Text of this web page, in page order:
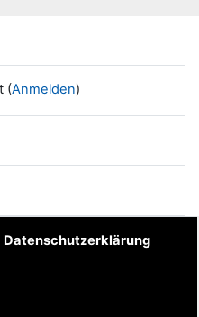
(Anmelden)
Datenschutzerklärung